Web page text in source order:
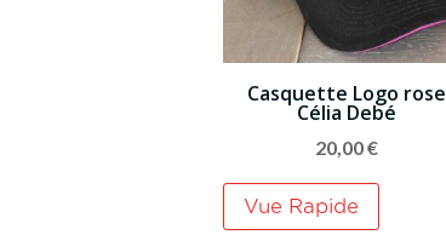
Casquette Logo rose
Célia Debé
20,00€
Vue Rapide